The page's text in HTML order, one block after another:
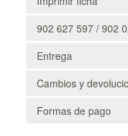
902 627 597 / 902
Entrega
Cambios y
Formas de pago